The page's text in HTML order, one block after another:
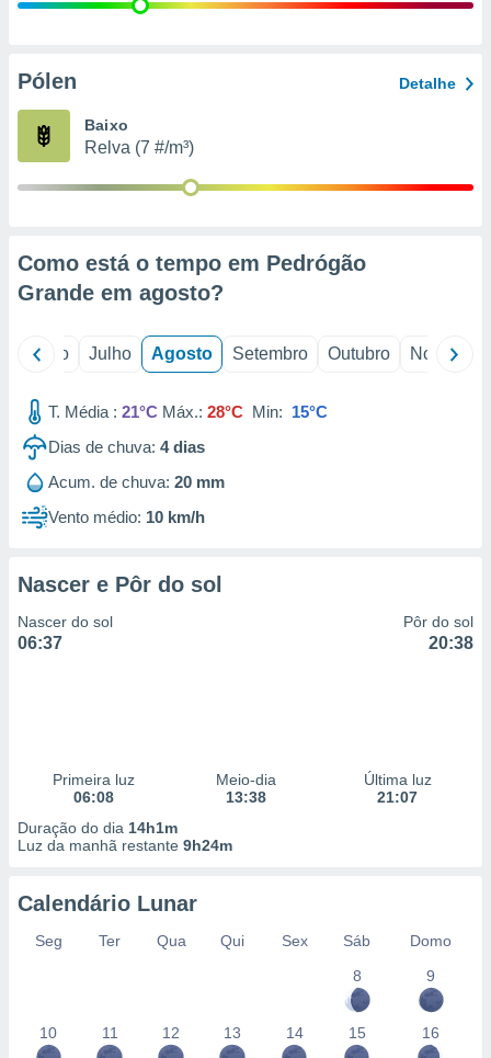
e
de
Pólen Detalhe
Baixo
Relva (7 #/m³)
Como está o tempo em Pedrógão
Grande em agosto?
Junho Julho Agosto Setembro Outubro Novembro
T. Média : 21°C Máx.: 28°C Min: 15°C
Dias de chuva: 4dias
Acum. de chuva: 20 mm
Vento médio: 10 km/h
Nascer e Pôr do sol
Nascer do sol
06:37
Pôr do sol
20:38
Primeira luz
06:08
Meio-dia
13:38
Última luz
21:07
Duração do dia 14h1m
Luz da manhã restante 9h24m
Calendário Lunar
Seg Ter Qua Qui Sex Sáb
Domo
8
9
10 11 12 13 14 15 16